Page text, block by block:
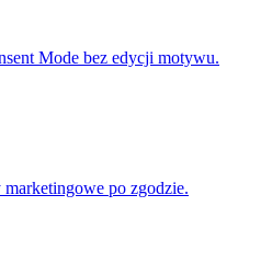
Mode bez edycji motywu.
marketingowe po zgodzie.